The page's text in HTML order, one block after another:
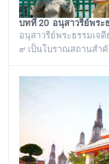
อนุสาวรีย์พระธรรมเจ
๙ เป็นโบราณสถานสำ
วัดริมแม่น้ำเจ้าพระยา
ราชวรารามแห่งนี้ จะ
ที่บรรจุบรรจุอัฐิของพร
ราชวราราม องค์ที่ ๙